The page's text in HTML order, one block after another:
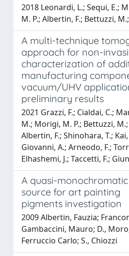
2018 Leonardi, L.; Sequi, E.;
M. P.; Albertin, F.; Bettuzzi,
A multi-technique
approach for non-
characterization of
manufacturing
vacuum/UHV
preliminary results
2021 Grazzi, F.; Cialdai, C.;
M.; Morigi, M. P.; Bettuzzi,
Albertin, F.; Shinohara, T.;
Giovanni, A.; Arneodo, F.;
Elhashemi, J.; Taccetti, F.;
A quasi-
source for art painting
pigments investigation
2009 Albertin, Fauzia;
Gambaccini, Mauro; D.,
Ferruccio Carlo; S., Chiozzi